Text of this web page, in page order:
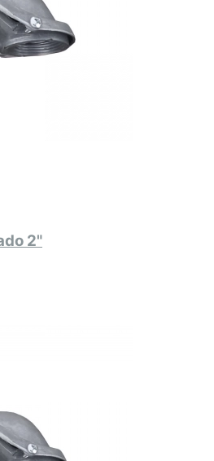
2"